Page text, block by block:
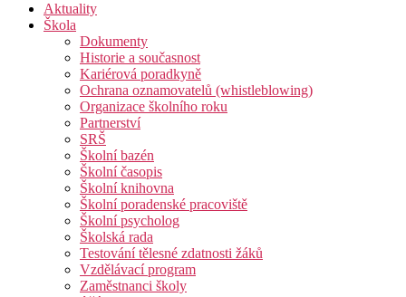
Aktuality
Škola
Dokumenty
Historie a současnost
Kariérová poradkyně
Ochrana oznamovatelů (whistleblowing)
Organizace školního roku
Partnerství
SRŠ
Školní bazén
Školní časopis
Školní knihovna
Školní poradenské pracoviště
Školní psycholog
Školská rada
Testování tělesné zdatnosti žáků
Vzdělávací program
Zaměstnanci školy